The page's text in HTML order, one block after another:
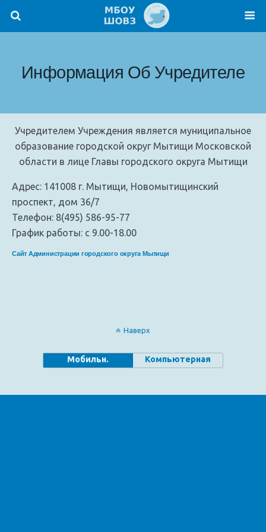
Информация Об Учредителе
Учредителем Учреждения является муниципальное
образование городской округ Мытищи Московской
области в лице Главы городского округа Мытищи
Адрес: 141008 г. Мытищи, Новомытищинский
проспект, дом 36/7
Телефон: 8(495) 586-95-77
График работы: с 9.00-18.00
Сайт Администрации городского округа Мытищи
Наверх
Мобильн. Компьютерная